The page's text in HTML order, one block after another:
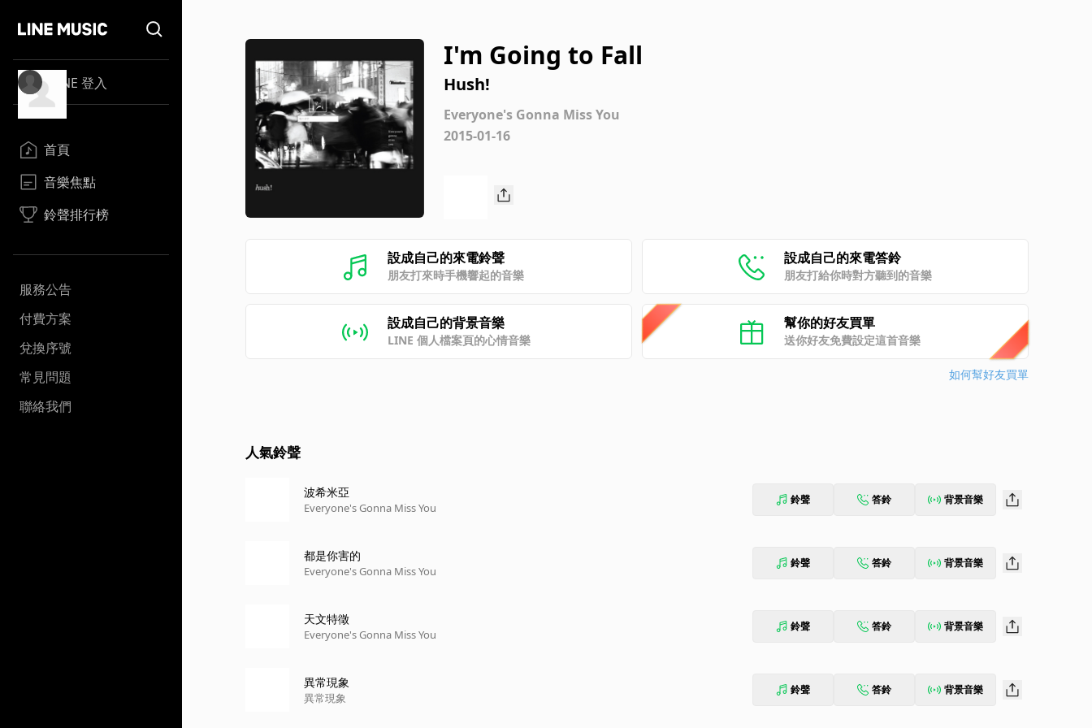
LINE 登入
首頁
音樂焦點
鈴聲排行榜
服務公告
付費方案
兌換序號
常見問題
聯絡我們
I'm Going to Fall
Hush!
Everyone's Gonna Miss You
2015-01-16
設成自己的來電鈴聲
朋友打來時手機響起的音樂
設成自己的來電答鈴
朋友打給你時對方聽到的音樂
設成自己的背景音樂
LINE 個人檔案頁的心情音樂
幫你的好友買單
送你好友免費設定這首音樂
如何幫好友買單
人氣鈴聲
波希米亞
Everyone's Gonna Miss You
鈴聲 答鈴 背景音樂
都是你害的
Everyone's Gonna Miss You
鈴聲 答鈴 背景音樂
天文特徵
Everyone's Gonna Miss You
鈴聲 答鈴 背景音樂
異常現象
異常現象
鈴聲 答鈴 背景音樂